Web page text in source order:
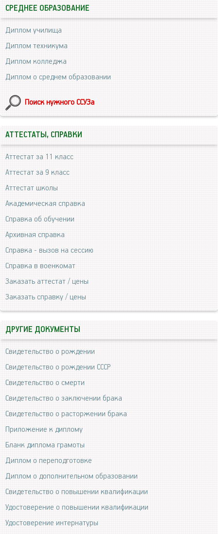
СРЕДНЕЕ ОБРАЗОВАНИЕ
Диплом училища
Диплом техникума
Диплом колледжа
Диплом о среднем образовании
Поиск нужного ССУЗа
АТТЕСТАТЫ, СПРАВКИ
Аттестат за 11 класс
Аттестат за 9 класс
Аттестат школы
Академическая справка
Справка об обучении
Архивная справка
Справка - вызов на сессию
Справка в военкомат
Заказать аттестат / цены
Заказать справку / цены
ДРУГИЕ ДОКУМЕНТЫ
Свидетельство о рождении
Свидетельство о рождении СССР
Свидетельство о смерти
Свидетельство о заключении брака
Свидетельство о расторжении брака
Приложение к диплому
Бланк диплома грамоты
Диплом о переподготовке
Диплом о дополнительном образовании
Свидетельство о повышении квалификации
Удостоверение о повышении квалификации
Удостоверение интернатуры